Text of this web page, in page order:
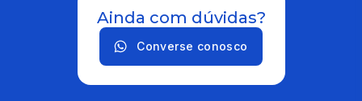
Ainda com dúvidas?
Converse conosco